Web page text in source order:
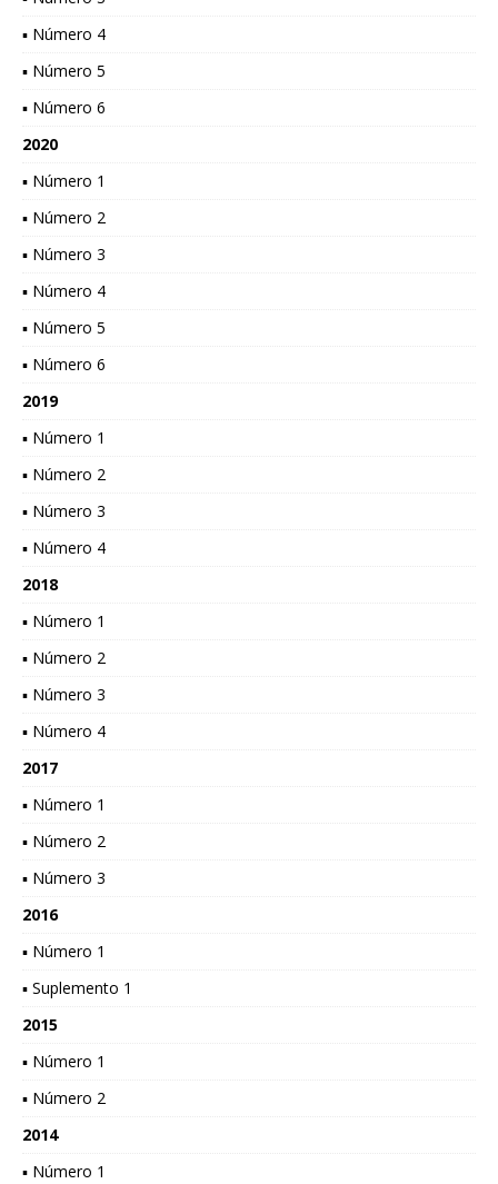
▪ Número 4
▪ Número 5
▪ Número 6
2020
▪ Número 1
▪ Número 2
▪ Número 3
▪ Número 4
▪ Número 5
▪ Número 6
2019
▪ Número 1
▪ Número 2
▪ Número 3
▪ Número 4
2018
▪ Número 1
▪ Número 2
▪ Número 3
▪ Número 4
2017
▪ Número 1
▪ Número 2
▪ Número 3
2016
▪ Número 1
▪ Suplemento 1
2015
▪ Número 1
▪ Número 2
2014
▪ Número 1